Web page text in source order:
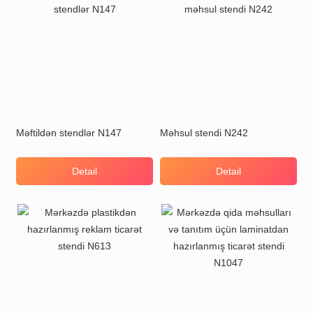
Məftildən stendlər N147
Detail
Məhsul stendi N242
Detail